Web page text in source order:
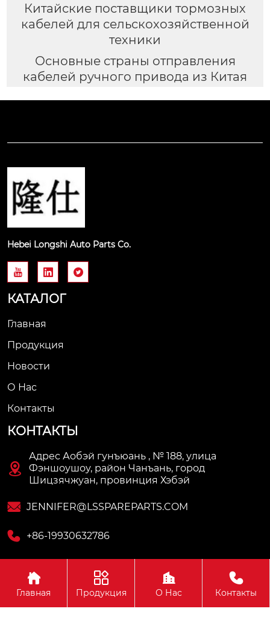
Китайские поставщики тормозных
кабелей для сельскохозяйственной
техники
Основные страны отправления
кабелей ручного привода из Китая
Hebei Longshi Auto Parts Co.
  
КАТАЛОГ
Главная
Продукция
Новости
О Нас
Контакты
КОНТАКТЫ

Адрес Аобэй гунъюань , № 188, улица
Фэншоушоу, район Чанъань, город
Шицзячжуан, провинция Хэбэй
 JENNIFER@LSSPAREPARTS.COM
 +86-19930632786
Copyright © Hebei Longshi Auto Parts Co., Ltd.

Главная

Продукция

О Нас

Контакты